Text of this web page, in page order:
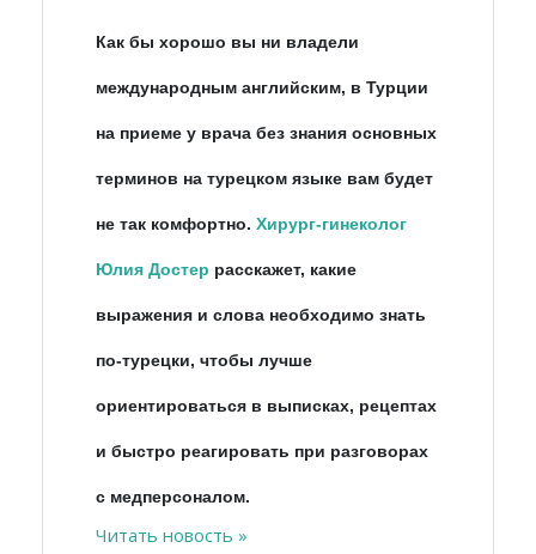
Как бы хорошо вы ни владели
международным английским, в Турции
на приеме у врача без знания основных
терминов на турецком языке вам будет
не так комфортно. Хирург-гинеколог
Юлия Достер расскажет, какие
выражения и слова необходимо знать
по-турецки, чтобы лучше
ориентироваться в выписках, рецептах
и быстро реагировать при разговорах
с медперсоналом.
Читать новость »